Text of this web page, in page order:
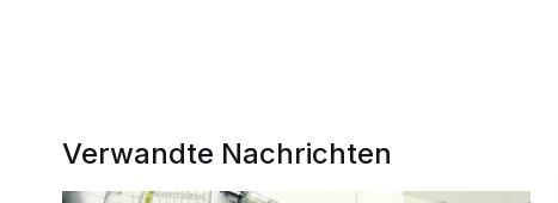
Verwandte Nachrichten